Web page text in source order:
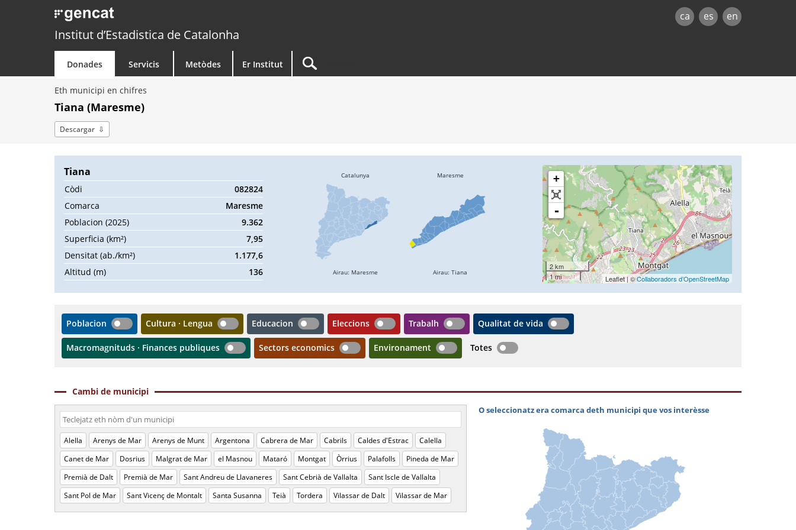
ca es en
Institut d’Estadistica de Catalonha
Donades Servicis Metòdes Er Institut
Eth municipi en chifres
Tiana (Maresme)
Descargar
Tiana
Còdi
082824
Comarca
Maresme
Poblacion (2025)
9.362
Superficia (km²)
7,95
Densitat (ab./km²)
1.177,6
Altitud (m)
136
+
-
2 km
1 mi
Leaflet | ©Collaboradors d’OpenStreetMap
Poblacion Cultura · Lengua Educacion Eleccions Trabalh Qualitat de vida
Macromagnituds · Finances publiques Sectors economics Environament Totes
Cambi de municipi
Alella Arenys de Mar Arenys de Munt Argentona Cabrera de Mar Cabrils Caldes d'Estrac
Calella
Canet de Mar
Dosrius Malgrat de Mar el Masnou Mataró Montgat Òrrius Palafolls
Pineda de Mar
Premià de Dalt
Premià de Mar Sant Andreu de Llavaneres Sant Cebrià de Vallalta
Sant Iscle de Vallalta
Sant Pol de Mar
Sant Vicenç de Montalt Santa Susanna Teià Tordera Vilassar de Dalt Vilassar de Mar